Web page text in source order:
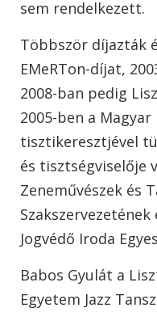
sem rendelkezett.
Többször díjazták
EMeRTon-díjat,
2008-ban pedig
2005-ben a
tisztikeresztjével
és tisztségviselője
Zeneművészek és
Szakszervezetének
Jogvédő Iroda
Babos Gyulát a
Egyetem Jazz